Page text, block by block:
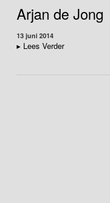
Arjan de Jong
13 juni 2014
▸ Lees Verder